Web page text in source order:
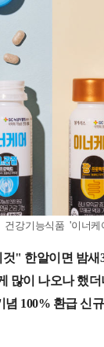
건강기능식품 '이너